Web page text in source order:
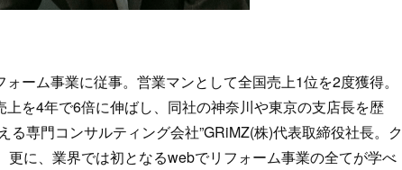
ーム事業に従事。営業マンとして全国売上1位を2度獲得。
を4年で6倍に伸ばし、同社の神奈川や東京の支店長を歴
る専門コンサルティング会社”GRiMZ(株)代表取締役社長。ク
更に、業界では初となるwebでリフォーム事業の全てが学べ